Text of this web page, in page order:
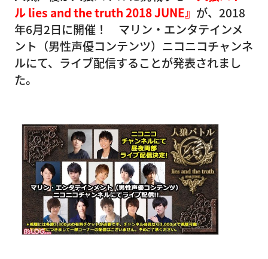
ル lies and the truth 2018 JUNE』 が、2018
年6月2日に開催！ マリン・エンタテインメ
ント（男性声優コンテンツ）ニコニコチャンネ
ルにて、ライブ配信することが発表されまし
た。